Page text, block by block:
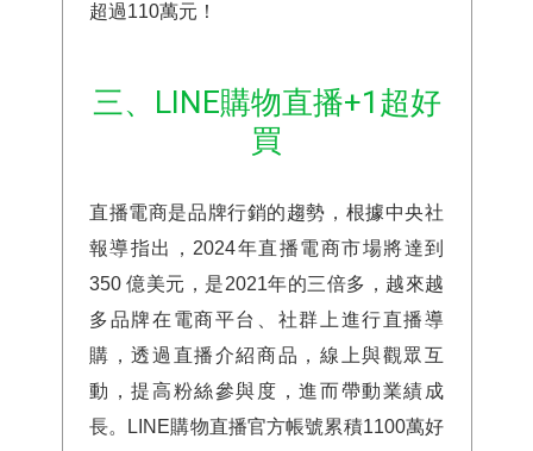
超過110萬元！
三、LINE購物直播+1超好
買
直播電商是品牌行銷的趨勢，根據中央社
報導指出，2024年直播電商市場將達到
350 億美元，是2021年的三倍多，越來越
多品牌在電商平台、社群上進行直播導
購，透過直播介紹商品，線上與觀眾互
動，提高粉絲參與度，進而帶動業績成
長。LINE購物直播官方帳號累積1100萬好